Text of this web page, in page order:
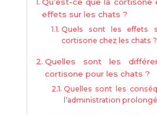
effets sur les chats ?
Quels sont les effets
cortisone chez les chats ?
Quelles sont les
cortisone pour les chats ?
Quelles sont les
l’administration